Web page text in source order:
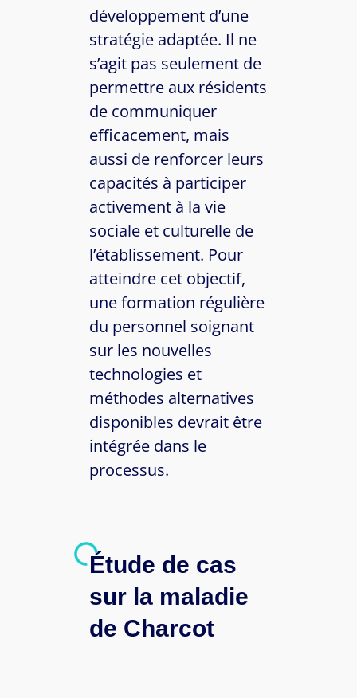
développement d’une
stratégie adaptée. Il ne
s’agit pas seulement de
permettre aux résidents
de communiquer
efficacement, mais
aussi de renforcer leurs
capacités à participer
activement à la vie
sociale et culturelle de
l’établissement. Pour
atteindre cet objectif,
une formation régulière
du personnel soignant
sur les nouvelles
technologies et
méthodes alternatives
disponibles devrait être
intégrée dans le
processus.
Étude de cas
sur la maladie
de Charcot